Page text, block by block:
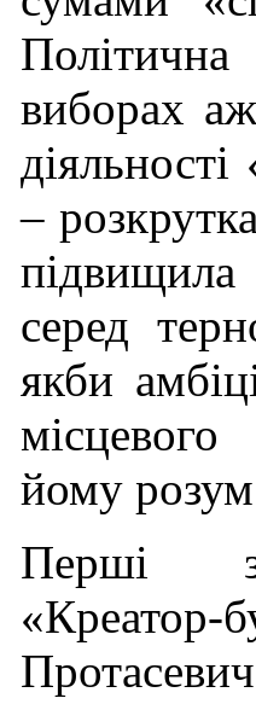
виборах
–
серед
якби
йому
Перші
«Креатор-